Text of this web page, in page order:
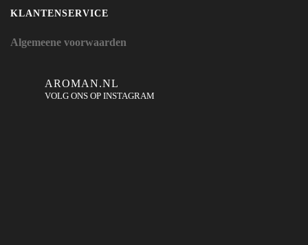
KLANTENSERVICE
Algemeene voorwaarden
AROMAN.NL
VOLG ONS OP INSTAGRAM